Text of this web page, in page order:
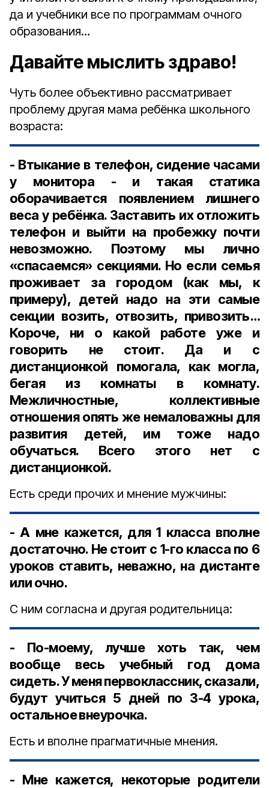
да и учебники все по программам очного
образования…
Давайте мыслить здраво!
Чуть более объективно рассматривает
проблему другая мама ребёнка школьного
возраста:
- Втыкание в телефон, сидение часами
у монитора - и такая статика
оборачивается появлением лишнего
веса у ребёнка. Заставить их отложить
телефон и выйти на пробежку почти
невозможно. Поэтому мы лично
«спасаемся» секциями. Но если семья
проживает за городом (как мы, к
примеру), детей надо на эти самые
секции возить, отвозить, привозить…
Короче, ни о какой работе уже и
говорить не стоит. Да и с
дистанционкой помогала, как могла,
бегая из комнаты в комнату.
Межличностные, коллективные
отношения опять же немаловажны для
развития детей, им тоже надо
обучаться. Всего этого нет с
дистанционкой.
Есть среди прочих и мнение мужчины:
- А мне кажется, для 1 класса вполне
достаточно. Не стоит с 1-го класса по 6
уроков ставить, неважно, на дистанте
или очно.
С ним согласна и другая родительница:
- По-моему, лучше хоть так, чем
вообще весь учебный год дома
сидеть. У меня первоклассник, сказали,
будут учиться 5 дней по 3-4 урока,
остальное внеурочка.
Есть и вполне прагматичные мнения.
- Мне кажется, некоторые родители